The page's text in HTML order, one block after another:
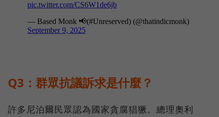
Q3：群眾抗議訴求是什麼？
許多尼泊爾民眾認為國家貪腐猖獗。總理奧利